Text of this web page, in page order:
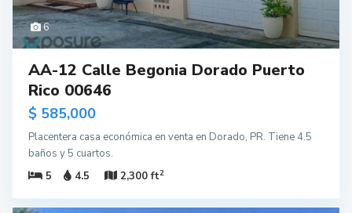
6
AA-12 Calle Begonia Dorado Puerto
Rico 00646
$ 585,000
Placentera casa económica en venta en Dorado, PR. Tiene 4.5
baños y 5 cuartos.
5
4.5 2,300 ft2